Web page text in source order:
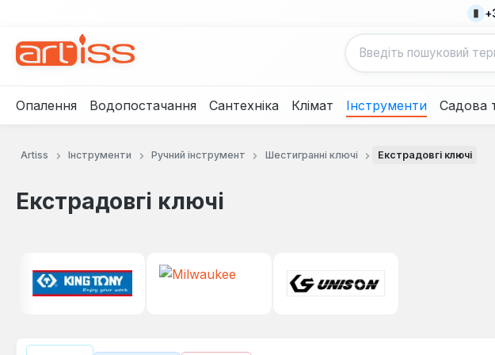
Опалення Водопостачання Сантехніка Клімат Інструменти Садова
Artiss Інструменти Ручний інструмент Шестигранні ключі Екстрадовгі ключі
Екстрадовгі ключі